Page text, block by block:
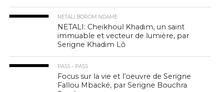
NETALI BOROM NDAME
NETALI: Cheikhoul Khadim, un saint
immuable et vecteur de lumière, par
Serigne Khadim Lô
PASS - PASS
Focus sur la vie et l’oeuvre de Serigne
Fallou Mbacké, par Serigne Bouchra